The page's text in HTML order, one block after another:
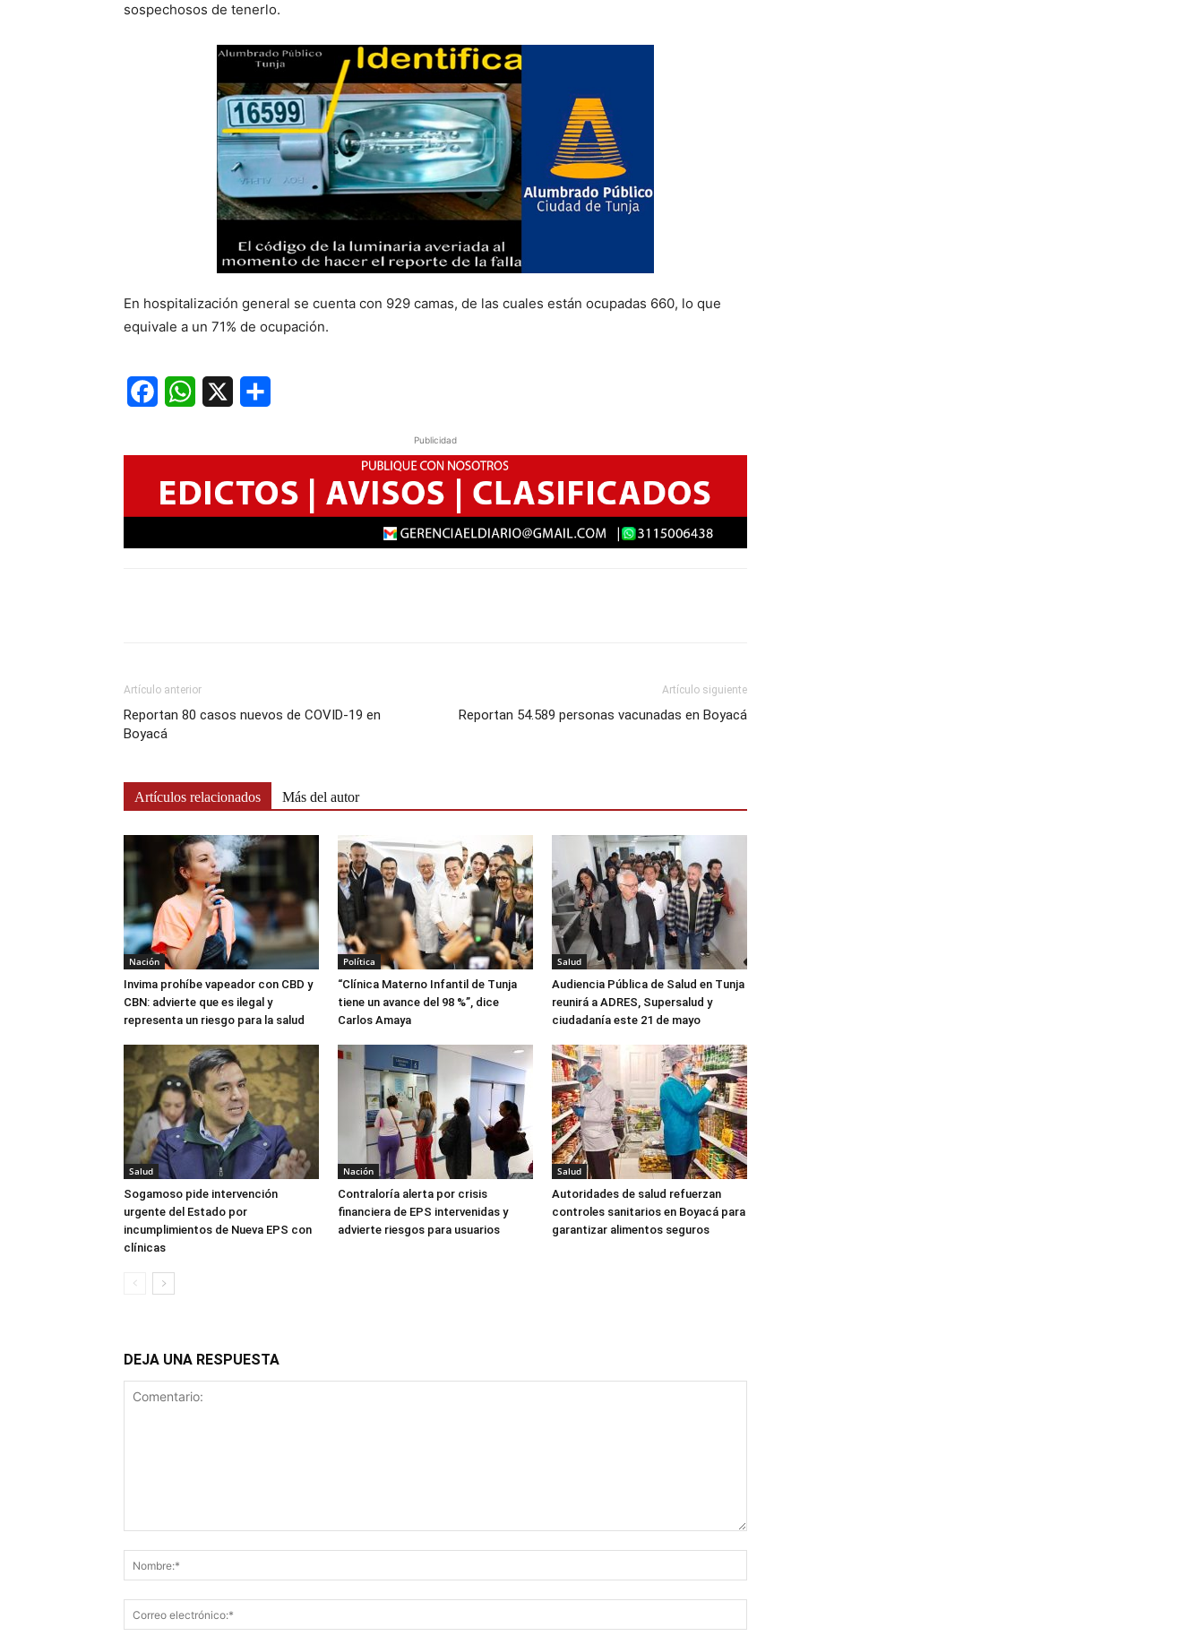
sospechosos de tenerlo.
En hospitalización general se cuenta con 929 camas, de las cuales están ocupadas 660, lo que
equivale a un 71% de ocupación.
FacebookWhatsApp
Publicidad
Artículo anterior
Reportan 80 casos nuevos de COVID-19 en
Boyacá
Artículo siguiente
Reportan 54.589 personas vacunadas en Boyacá
Artículos relacionados Más del autor
Nación
Invima prohíbe vapeador con CBD y
CBN: advierte que es ilegal y
representa un riesgo para la salud
Política
“Clínica Materno Infantil de Tunja
tiene un avance del 98 %”, dice
Carlos Amaya
Salud
Audiencia Pública de Salud en Tunja
reunirá a ADRES, Supersalud y
ciudadanía este 21 de mayo
Salud
Sogamoso pide intervención
urgente del Estado por
incumplimientos de Nueva EPS con
clínicas
Nación
Contraloría alerta por crisis
financiera de EPS intervenidas y
advierte riesgos para usuarios
Salud
Autoridades de salud refuerzan
controles sanitarios en Boyacá para
garantizar alimentos seguros
DEJA UNA RESPUESTA